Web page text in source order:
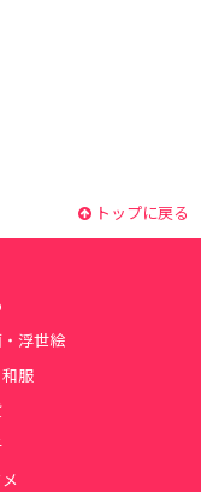
トップに戻る
浮世絵
服